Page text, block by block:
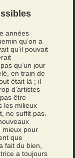
années
qu’on a
qu’il pouvait
qu’un jour
en train de
était là ; il
d’artistes
être
les milieux
ne suffit pas.
mieux pour
que
fait du bien,
a toujours